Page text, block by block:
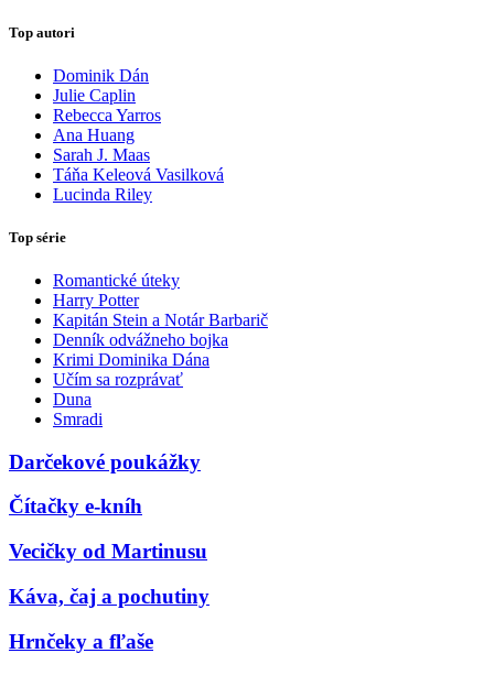
Top autori
Dominik Dán
Julie Caplin
Rebecca Yarros
Ana Huang
Sarah J. Maas
Táňa Keleová Vasilková
Lucinda Riley
Top série
Romantické úteky
Harry Potter
Kapitán Stein a Notár Barbarič
Denník odvážneho bojka
Krimi Dominika Dána
Učím sa rozprávať
Duna
Smradi
Darčekové poukážky
Čítačky e-kníh
Vecičky od Martinusu
Káva, čaj a pochutiny
Hrnčeky a fľaše